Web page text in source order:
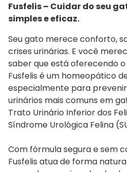
Fusfelis – Cuidar do seu
simples e eficaz.
Seu gato merece conforto,
crises urinárias. E você
saber que está oferecendo
Fusfelis é um homeopático
especialmente para
urinários mais comuns em
Trato Urinário Inferior dos
Síndrome Urológica Felina
Com fórmula segura e sem
Fusfelis atua de forma